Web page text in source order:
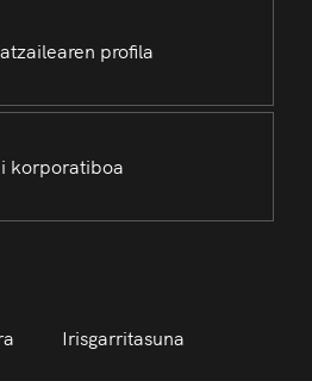
profila
korporatiboa
Irisgarritasuna